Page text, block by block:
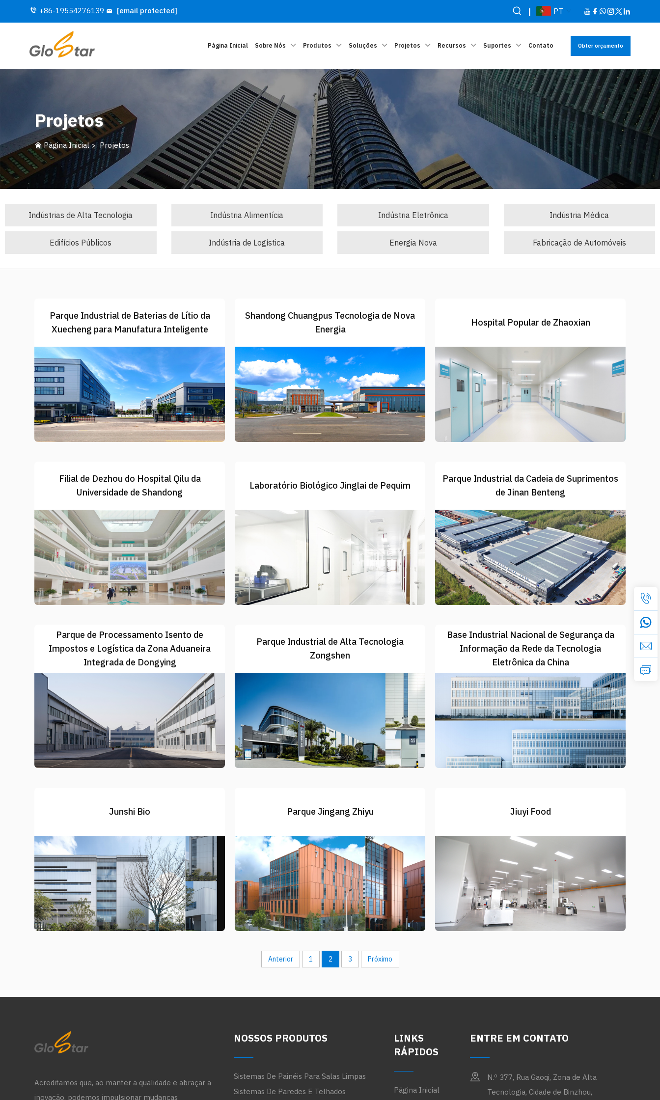
+86-19554276139 [email protected] | PT
Página Inicial Sobre Nós Produtos Soluções Projetos Recursos Suportes Contato Obter orçamento
Projetos
Página Inicial> Projetos
Indústrias de Alta Tecnologia Indústria Alimentícia Indústria Eletrônica Indústria Médica
Edifícios Públicos Indústria de Logística Energia Nova Fabricação de Automóveis
Parque Industrial de Baterias de Lítio da
Xuecheng para Manufatura Inteligente
Shandong Chuangpus Tecnologia de Nova
Energia
Hospital Popular de Zhaoxian
Filial de Dezhou do Hospital Qilu da
Universidade de Shandong
Laboratório Biológico Jinglai de Pequim
Parque Industrial da Cadeia de Suprimentos
de Jinan Benteng
Parque de Processamento Isento de
Impostos e Logística da Zona Aduaneira
Integrada de Dongying
Parque Industrial de Alta Tecnologia
Zongshen
Base Industrial Nacional de Segurança da
Informação da Rede da Tecnologia
Eletrônica da China
Junshi Bio Parque Jingang Zhiyu Jiuyi Food
Anterior 1 2 3 Próximo
Acreditamos que, ao manter a qualidade e abraçar a
inovação, podemos impulsionar mudanças
NOSSOS PRODUTOS
Sistemas De Painéis Para Salas Limpas
Sistemas De Paredes E Telhados
LINKS
RÁPIDOS
Página Inicial
ENTRE EM CONTATO
N.º 377, Rua Gaoqi, Zona de Alta
Tecnologia, Cidade de Binzhou,